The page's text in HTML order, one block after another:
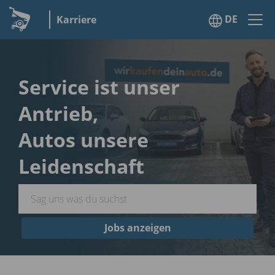
Karriere DE
Service ist unser
Antrieb,
Autos unsere
Leidenschaft
Jobs anzeigen